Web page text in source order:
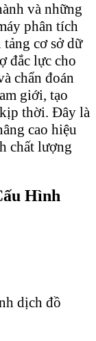
và những
phân tích
cơ sở dữ
đắc lực cho
chẩn đoán
giới, tạo
thời. Đây là
cao hiệu
chất lượng
Hình
dịch đồ